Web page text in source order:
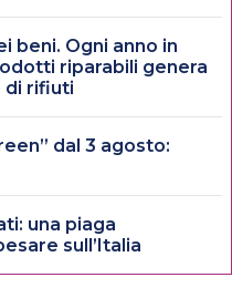
beni. Ogni anno in
riparabili genera
di rifiuti
dal 3 agosto:
una piaga
sull’Italia